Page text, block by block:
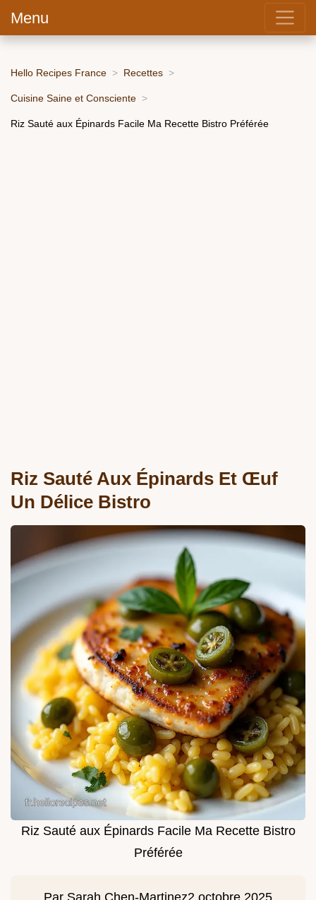
Menu
Hello Recipes France Recettes
Cuisine Saine et Consciente
Riz Sauté aux Épinards Facile Ma Recette Bistro Préférée
Riz Sauté Aux Épinards Et Œuf
Un Délice Bistro
Riz Sauté aux Épinards Facile Ma Recette Bistro
Préférée
Par Sarah Chen-Martinez2 octobre 2025